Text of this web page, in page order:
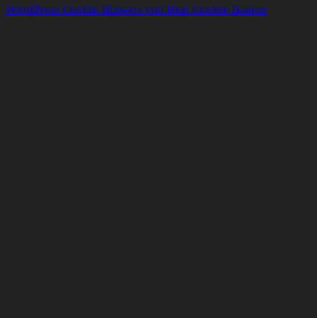
WordPress Cookie Hinweis von Real Cookie Banner